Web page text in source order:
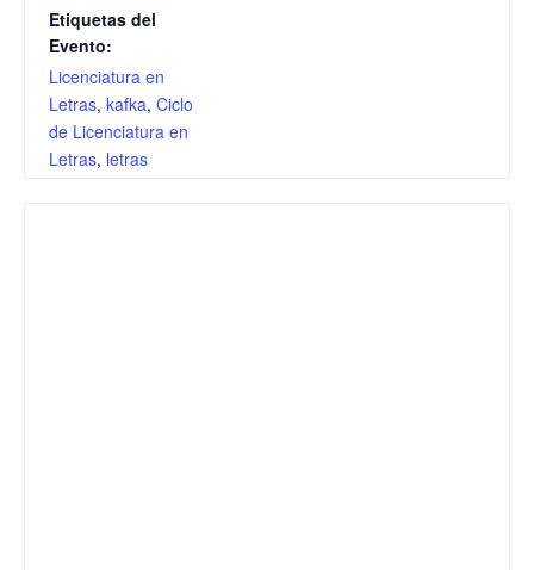
Etiquetas del
Evento:
Licenciatura en
Letras, kafka, Ciclo
de Licenciatura en
Letras, letras